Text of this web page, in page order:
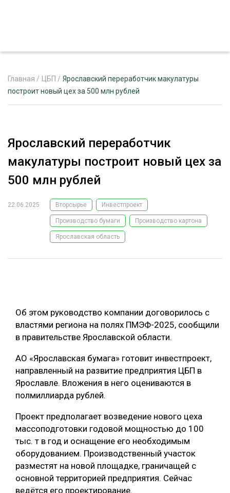
РЕКЛАМОДАТЕЛЯМ
ЛЕСНОЕ ХОЗЯЙСТВО
ЛЕСОЗАГОТОВКА
ОБРАБОТКА ДРЕВЕСИНЫ
ПРОИЗВОДСТВО ДРЕВЕСНЫХ ПЛИТ
ЦБП
КОМПЛЕКСНАЯ ПЕРЕРАБОТКА
ДЕРЕВЯННОЕ ДОМОСТРОЕНИЕ
БЕЗОПАСНОЕ ПРОИЗВОДСТВО
СОРТИРОВКА ДРЕВЕСИНЫ
СУШКА ДРЕВЕСИНЫ
ПОДБОРКИ СТАТЕЙ
ЭКСПЕРТНОЕ МНЕНИЕ
Главная / ЦБП / Ярославский переработчик макулатуры
построит новый цех за 500 млн рублей
Ярославский переработчик
макулатуры построит новый цех за
500 млн рублей
22.06.2025 Вторсырье Инвестпроект
Производство бумаги Производство картона
Ярославская область
Об этом руководство компании договорилось с
властями региона на полях ПМЭФ-2025, сообщили
в правительстве Ярославской области.
АО «Ярославская бумага» готовит инвестпроект,
направленный на развитие предприятия ЦБП в
Ярославле. Вложения в него оцениваются в
полмиллиарда рублей.
Проект предполагает возведение нового цеха
массоподготовки годовой мощностью до 100
тыс. т в год и оснащение его необходимым
оборудованием. Производственный участок
разместят на новой площадке, граничащей с
основной территорией предприятия. Сейчас
ведётся его проектирование.